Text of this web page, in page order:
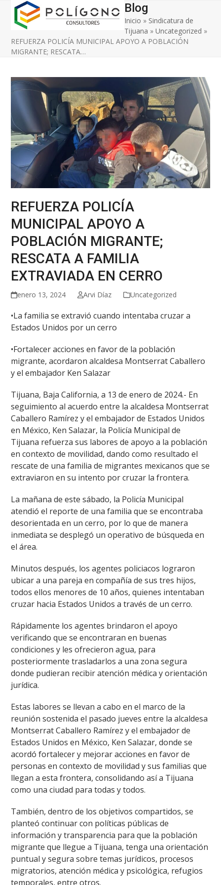
Skip
content
Open
mobile
menu
Close
mobile
menu
Blog
Inicio » Sindicatura de
Tijuana »Uncategorized »
REFUERZA POLICÍA MUNICIPAL APOYO A POBLACIÓN
MIGRANTE; RESCATA…
REFUERZA POLICÍA
MUNICIPAL APOYO A
POBLACIÓN MIGRANTE;
RESCATA A FAMILIA
EXTRAVIADA EN CERRO
enero 13, 2024 Arvi Díaz Uncategorized
•La familia se extravió cuando intentaba cruzar a
Estados Unidos por un cerro
•Fortalecer acciones en favor de la población
migrante, acordaron alcaldesa Montserrat Caballero
y el embajador Ken Salazar
Tijuana, Baja California, a 13 de enero de 2024.- En
seguimiento al acuerdo entre la alcaldesa Montserrat
Caballero Ramírez y el embajador de Estados Unidos
en México, Ken Salazar, la Policía Municipal de
Tijuana refuerza sus labores de apoyo a la población
en contexto de movilidad, dando como resultado el
rescate de una familia de migrantes mexicanos que se
extraviaron en su intento por cruzar la frontera.
La mañana de este sábado, la Policía Municipal
atendió el reporte de una familia que se encontraba
desorientada en un cerro, por lo que de manera
inmediata se desplegó un operativo de búsqueda en
el área.
Minutos después, los agentes policiacos lograron
ubicar a una pareja en compañía de sus tres hijos,
todos ellos menores de 10 años, quienes intentaban
cruzar hacia Estados Unidos a través de un cerro.
Rápidamente los agentes brindaron el apoyo
verificando que se encontraran en buenas
condiciones y les ofrecieron agua, para
posteriormente trasladarlos a una zona segura
donde pudieran recibir atención médica y orientación
jurídica.
Estas labores se llevan a cabo en el marco de la
reunión sostenida el pasado jueves entre la alcaldesa
Montserrat Caballero Ramírez y el embajador de
Estados Unidos en México, Ken Salazar, donde se
acordó fortalecer y mejorar acciones en favor de
personas en contexto de movilidad y sus familias que
llegan a esta frontera, consolidando así a Tijuana
como una ciudad para todas y todos.
También, dentro de los objetivos compartidos, se
planteó continuar con políticas públicas de
información y transparencia para que la población
migrante que llegue a Tijuana, tenga una orientación
puntual y segura sobre temas jurídicos, procesos
migratorios, atención médica y psicológica, refugios
temporales, entre otros.